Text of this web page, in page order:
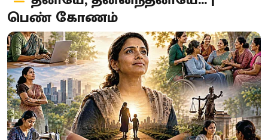
பெண் கோணம்